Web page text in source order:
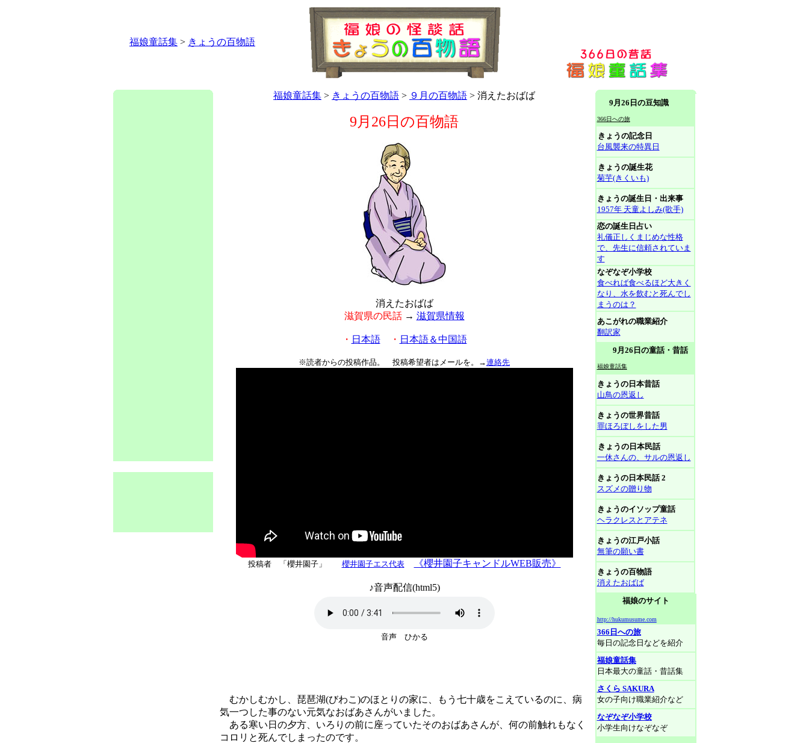
福娘童話集 > きょうの百物語
福娘童話集 > きょうの百物語 > ９月の百物語 > 消えたおばば
9月26日の百物語
消えたおばば
滋賀県の民話→ 滋賀県情報
・ 日本語・ 日本語＆中国語
※読者からの投稿作品。 投稿希望者はメールを。→連絡先
投稿者 「櫻井園子」 櫻井園子エス代表 《櫻井園子キャンドルWEB販売》
♪音声配信(html5)
音声 ひかる
むかしむかし、琵琶湖(びわこ)のほとりの家に、もう七十歳をこえているのに、病
気一つした事のない元気なおばあさんがいました。
ある寒い日の夕方、いろりの前に座っていたそのおばあさんが、何の前触れもなく
コロリと死んでしまったのです。
9月26日の豆知識
366日への旅
きょうの記念日
台風襲来の特異日
きょうの誕生花
菊芋(きくいも)
きょうの誕生日・出来事
1957年 天童よしみ(歌手)
恋の誕生日占い
礼儀正しくまじめな性格
で、先生に信頼されていま
す
なぞなぞ小学校
食べれば食べるほど大きく
なり、水を飲むと死んでし
まうのは？
あこがれの職業紹介
翻訳家
9月26日の童話・昔話
福娘童話集
きょうの日本昔話
山鳥の恩返し
きょうの世界昔話
罪ほろぼしをした男
きょうの日本民話
一休さんの、サルの恩返し
きょうの日本民話 2
スズメの贈り物
きょうのイソップ童話
ヘラクレスとアテネ
きょうの江戸小話
無筆の願い書
きょうの百物語
消えたおばば
福娘のサイト
http://hukumusume.com
366日への旅
毎日の記念日などを紹介
福娘童話集
日本最大の童話・昔話集
さくら SAKURA
女の子向け職業紹介など
なぞなぞ小学校
小学生向けなぞなぞ